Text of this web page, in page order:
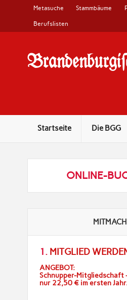
Metasuche Stammbäume
Berufslisten
Startseite Die BGG
ONLINE-
1. MITGLIED
ANGEBOT:
Schnupper-Mitgliedschaft
nur 22,50 € im ersten